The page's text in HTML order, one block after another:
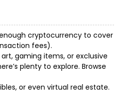
cryptocurrency to cover
fees).
gaming items, or exclusive
plenty to explore. Browse
or even virtual real estate.